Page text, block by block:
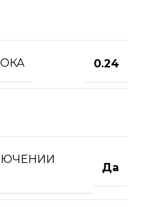
0.24
Да